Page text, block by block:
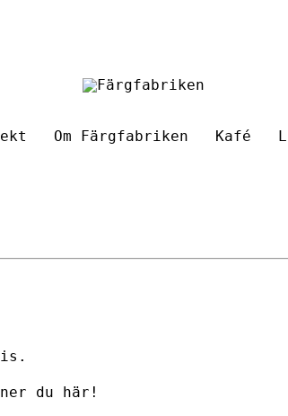
Om Färgfabriken Kafé
du här !